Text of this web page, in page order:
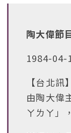
陶大偉節
1984-04-
【台北
由陶大偉
ㄚㄌㄚ」